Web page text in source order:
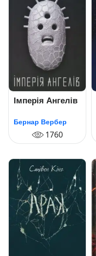
Імперія Ангелів
Бернар Вербер
1760